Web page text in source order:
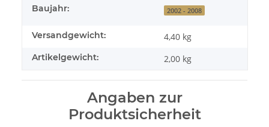
Baujahr: 2002 - 2008
Versandgewicht: 4,40 kg
Artikelgewicht: 2,00 kg
Angaben zur
Produktsicherheit